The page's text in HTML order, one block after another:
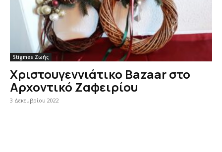
Stigmes Ζωής
Χριστουγεννιάτικο Bazaar στο
Αρχοντικό Ζαφειρίου
3 Δεκεμβρίου 2022